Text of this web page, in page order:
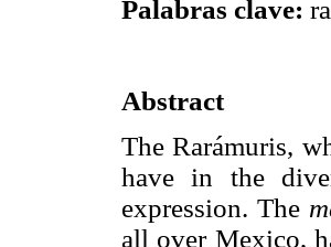
Palabras clave:
Abstract
The Rarámuris,
have in the
expression. The
all over Mexico,